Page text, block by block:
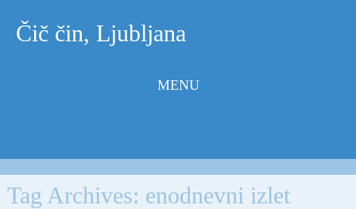
Čič čin, Ljubljana
MENU
Tag Archives: enodnevni izlet